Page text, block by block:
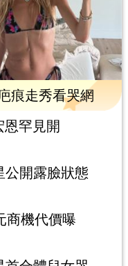
痕走秀看哭網
罕見開
開露臉狀態
商機代價曝